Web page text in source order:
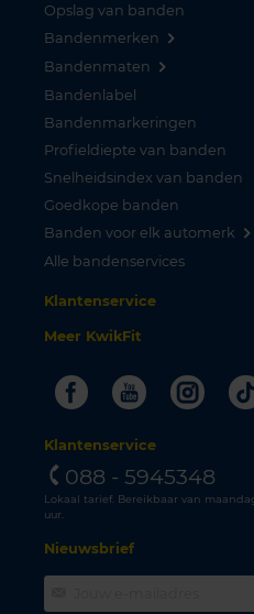
Opslag van banden
Bandenmerken
Bandenmaten
Bandenlabel
Bandenmarkeringen
Profieldiepte van banden
Snelheidsindex van banden
Goedkope banden
Banden voor elk automerk
Alle bandenservices
Klantenservice
Meer KwikFit
FacebookYoutube
Klantenservice
088 - 5945348
Lokaal tarief. Bereikbaar van
uur.
Nieuwsbrief